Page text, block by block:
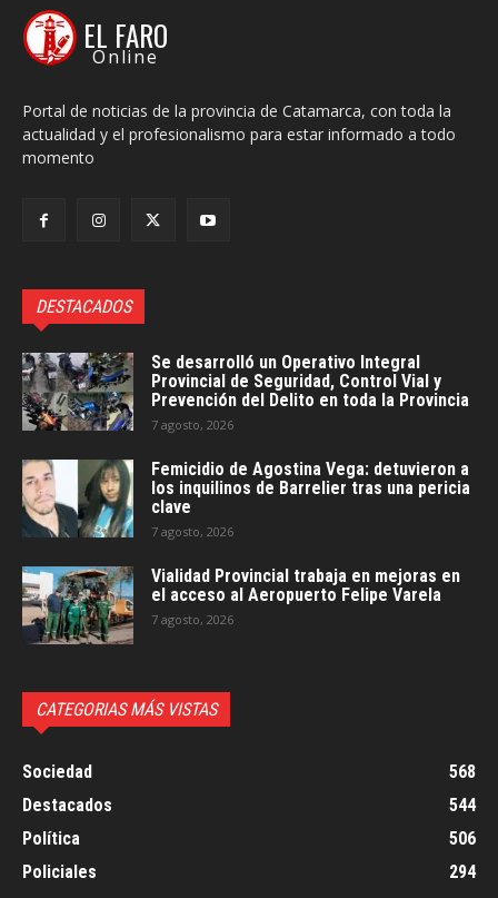
EL FARO
Online
Portal de noticias de la provincia de Catamarca, con toda la
actualidad y el profesionalismo para estar informado a todo
momento
DESTACADOS
Se desarrolló un Operativo Integral
Provincial de Seguridad, Control Vial y
Prevención del Delito en toda la Provincia
7 agosto, 2026
Femicidio de Agostina Vega: detuvieron a
los inquilinos de Barrelier tras una pericia
clave
7 agosto, 2026
Vialidad Provincial trabaja en mejoras en
el acceso al Aeropuerto Felipe Varela
7 agosto, 2026
CATEGORIAS MÁS VISTAS
Sociedad
568
Destacados
544
Política
506
Policiales
294